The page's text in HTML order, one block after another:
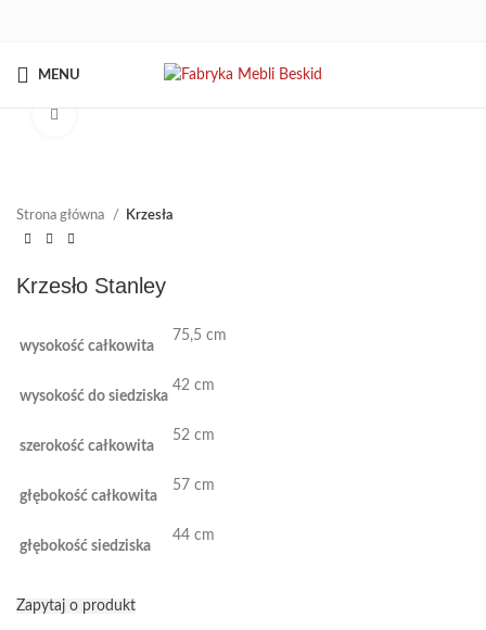
MENU
Strona główna Krzesła
Krzesło Stanley
wysokość całkowita
75,5 cm
wysokość do siedziska
42 cm
szerokość całkowita
52 cm
głębokość całkowita
57 cm
głębokość siedziska
44 cm
Zapytaj o produkt